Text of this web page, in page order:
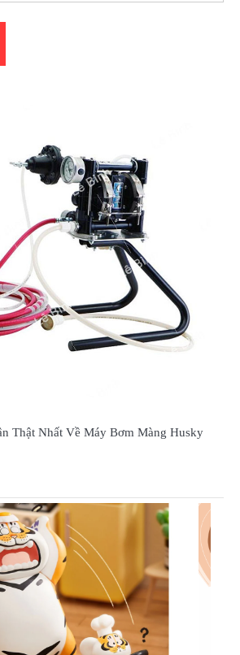
Thật Nhất Về Máy Bơm Màng Husky